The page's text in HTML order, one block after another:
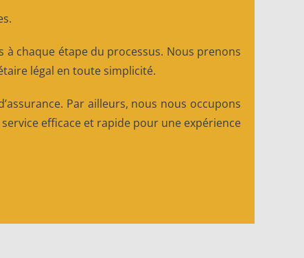
à chaque étape du processus. Nous prenons
légal en toute simplicité.
Par ailleurs, nous nous occupons
efficace et rapide pour une expérience